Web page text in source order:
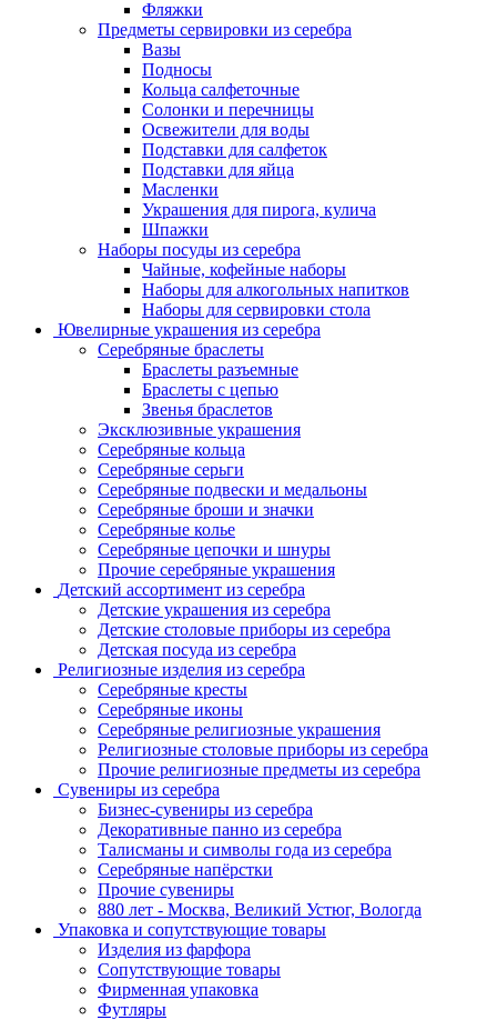
Фляжки
Предметы сервировки из серебра
Вазы
Подносы
Кольца салфеточные
Солонки и перечницы
Освежители для воды
Подставки для салфеток
Подставки для яйца
Масленки
Украшения для пирога, кулича
Шпажки
Наборы посуды из серебра
Чайные, кофейные наборы
Наборы для алкогольных напитков
Наборы для сервировки стола
Ювелирные украшения из серебра
Серебряные браслеты
Браслеты разъемные
Браслеты с цепью
Звенья браслетов
Эксклюзивные украшения
Серебряные кольца
Серебряные серьги
Серебряные подвески и медальоны
Серебряные броши и значки
Серебряные колье
Серебряные цепочки и шнуры
Прочие серебряные украшения
Детский ассортимент из серебра
Детские украшения из серебра
Детские столовые приборы из серебра
Детская посуда из серебра
Религиозные изделия из серебра
Серебряные кресты
Серебряные иконы
Серебряные религиозные украшения
Религиозные столовые приборы из серебра
Прочие религиозные предметы из серебра
Сувениры из серебра
Бизнес-сувениры из серебра
Декоративные панно из серебра
Талисманы и символы года из серебра
Серебряные напёрстки
Прочие сувениры
880 лет - Москва, Великий Устюг, Вологда
Упаковка и сопутствующие товары
Изделия из фарфора
Сопутствующие товары
Фирменная упаковка
Футляры